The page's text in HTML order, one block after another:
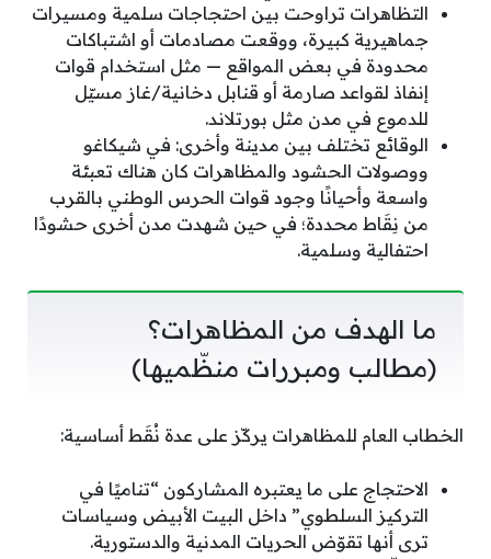
التظاهرات تراوحت بين احتجاجات سلمية ومسيرات
جماهيرية كبيرة، ووقعت مصادمات أو اشتباكات
محدودة في بعض المواقع — مثل استخدام قوات
إنفاذ لقواعد صارمة أو قنابل دخانية/غاز مسيّل
للدموع في مدن مثل بورتلاند.
الوقائع تختلف بين مدينة وأخرى: في شيكاغو
ووصولات الحشود والمظاهرات كان هناك تعبئة
واسعة وأحيانًا وجود قوات الحرس الوطني بالقرب
من نِقَاط محددة؛ في حين شهدت مدن أخرى حشودًا
احتفالية وسلمية.
ما الهدف من المظاهرات؟
(مطالب ومبررات منظّميها)
الخطاب العام للمظاهرات يركّز على عدة نُقَط أساسية:
الاحتجاج على ما يعتبره المشاركون “تناميًا في
التركيز السلطوي” داخل البيت الأبيض وسياسات
ترى أنها تقوّض الحريات المدنية والدستورية.